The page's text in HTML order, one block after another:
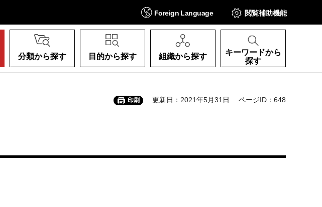
Foreign Language 閲覧補助機能
分類から探す 目的から探す 組織から探す
キーワードから
探す
印刷 更新日：2021年5月31日 ページID：648